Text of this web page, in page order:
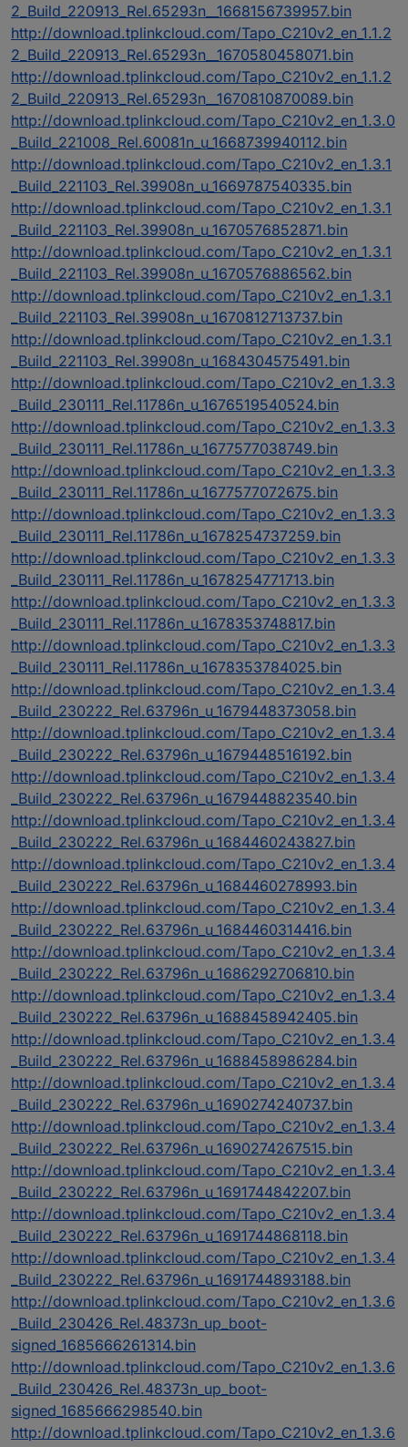
2_Build_220913_Rel.65293n__1668156739957.bin
http://download.tplinkcloud.com/Tapo_C210v2_en_1.1.2
2_Build_220913_Rel.65293n__1670580458071.bin
http://download.tplinkcloud.com/Tapo_C210v2_en_1.1.2
2_Build_220913_Rel.65293n__1670810870089.bin
http://download.tplinkcloud.com/Tapo_C210v2_en_1.3.0
_Build_221008_Rel.60081n_u_1668739940112.bin
http://download.tplinkcloud.com/Tapo_C210v2_en_1.3.1
_Build_221103_Rel.39908n_u_1669787540335.bin
http://download.tplinkcloud.com/Tapo_C210v2_en_1.3.1
_Build_221103_Rel.39908n_u_1670576852871.bin
http://download.tplinkcloud.com/Tapo_C210v2_en_1.3.1
_Build_221103_Rel.39908n_u_1670576886562.bin
http://download.tplinkcloud.com/Tapo_C210v2_en_1.3.1
_Build_221103_Rel.39908n_u_1670812713737.bin
http://download.tplinkcloud.com/Tapo_C210v2_en_1.3.1
_Build_221103_Rel.39908n_u_1684304575491.bin
http://download.tplinkcloud.com/Tapo_C210v2_en_1.3.3
_Build_230111_Rel.11786n_u_1676519540524.bin
http://download.tplinkcloud.com/Tapo_C210v2_en_1.3.3
_Build_230111_Rel.11786n_u_1677577038749.bin
http://download.tplinkcloud.com/Tapo_C210v2_en_1.3.3
_Build_230111_Rel.11786n_u_1677577072675.bin
http://download.tplinkcloud.com/Tapo_C210v2_en_1.3.3
_Build_230111_Rel.11786n_u_1678254737259.bin
http://download.tplinkcloud.com/Tapo_C210v2_en_1.3.3
_Build_230111_Rel.11786n_u_1678254771713.bin
http://download.tplinkcloud.com/Tapo_C210v2_en_1.3.3
_Build_230111_Rel.11786n_u_1678353748817.bin
http://download.tplinkcloud.com/Tapo_C210v2_en_1.3.3
_Build_230111_Rel.11786n_u_1678353784025.bin
http://download.tplinkcloud.com/Tapo_C210v2_en_1.3.4
_Build_230222_Rel.63796n_u_1679448373058.bin
http://download.tplinkcloud.com/Tapo_C210v2_en_1.3.4
_Build_230222_Rel.63796n_u_1679448516192.bin
http://download.tplinkcloud.com/Tapo_C210v2_en_1.3.4
_Build_230222_Rel.63796n_u_1679448823540.bin
http://download.tplinkcloud.com/Tapo_C210v2_en_1.3.4
_Build_230222_Rel.63796n_u_1684460243827.bin
http://download.tplinkcloud.com/Tapo_C210v2_en_1.3.4
_Build_230222_Rel.63796n_u_1684460278993.bin
http://download.tplinkcloud.com/Tapo_C210v2_en_1.3.4
_Build_230222_Rel.63796n_u_1684460314416.bin
http://download.tplinkcloud.com/Tapo_C210v2_en_1.3.4
_Build_230222_Rel.63796n_u_1686292706810.bin
http://download.tplinkcloud.com/Tapo_C210v2_en_1.3.4
_Build_230222_Rel.63796n_u_1688458942405.bin
http://download.tplinkcloud.com/Tapo_C210v2_en_1.3.4
_Build_230222_Rel.63796n_u_1688458986284.bin
http://download.tplinkcloud.com/Tapo_C210v2_en_1.3.4
_Build_230222_Rel.63796n_u_1690274240737.bin
http://download.tplinkcloud.com/Tapo_C210v2_en_1.3.4
_Build_230222_Rel.63796n_u_1690274267515.bin
http://download.tplinkcloud.com/Tapo_C210v2_en_1.3.4
_Build_230222_Rel.63796n_u_1691744842207.bin
http://download.tplinkcloud.com/Tapo_C210v2_en_1.3.4
_Build_230222_Rel.63796n_u_1691744868118.bin
http://download.tplinkcloud.com/Tapo_C210v2_en_1.3.4
_Build_230222_Rel.63796n_u_1691744893188.bin
http://download.tplinkcloud.com/Tapo_C210v2_en_1.3.6
_Build_230426_Rel.48373n_up_boot-
signed_1685666261314.bin
http://download.tplinkcloud.com/Tapo_C210v2_en_1.3.6
_Build_230426_Rel.48373n_up_boot-
signed_1685666298540.bin
http://download.tplinkcloud.com/Tapo_C210v2_en_1.3.6